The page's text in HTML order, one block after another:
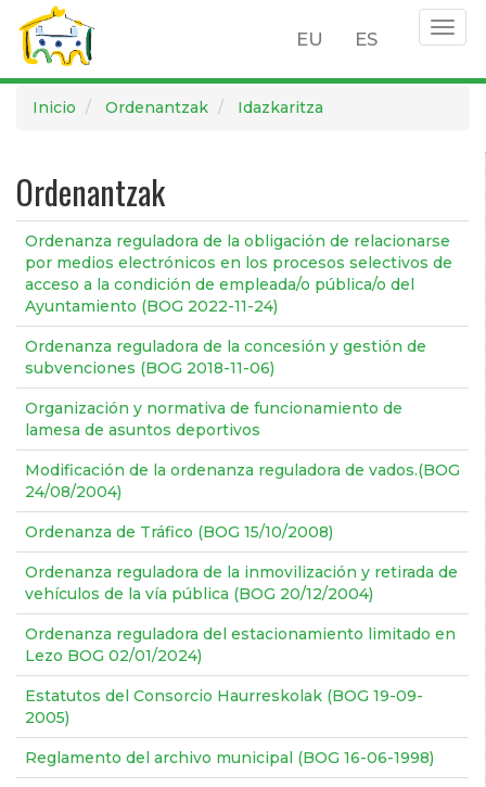
EU ES
Inicio Ordenantzak Idazkaritza
Ordenantzak
Ordenanza reguladora de la obligación de relacionarse
por medios electrónicos en los procesos selectivos de
acceso a la condición de empleada/o pública/o del
Ayuntamiento (BOG 2022-11-24)
Ordenanza reguladora de la concesión y gestión de
subvenciones (BOG 2018-11-06)
Organización y normativa de funcionamiento de
lamesa de asuntos deportivos
Modificación de la ordenanza reguladora de vados.(BOG
24/08/2004)
Ordenanza de Tráfico (BOG 15/10/2008)
Ordenanza reguladora de la inmovilización y retirada de
vehículos de la vía pública (BOG 20/12/2004)
Ordenanza reguladora del estacionamiento limitado en
Lezo BOG 02/01/2024)
Estatutos del Consorcio Haurreskolak (BOG 19-09-
2005)
Reglamento del archivo municipal (BOG 16-06-1998)